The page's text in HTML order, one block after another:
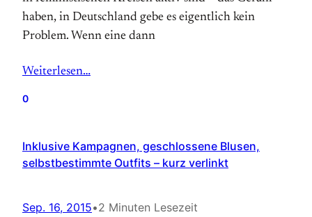
haben, in Deutschland gebe es eigentlich kein
Problem. Wenn eine dann
Weiterlesen…
0
Inklusive Kampagnen, geschlossene Blusen,
selbstbestimmte Outfits – kurz verlinkt
Sep. 16, 2015•2 Minuten Lesezeit